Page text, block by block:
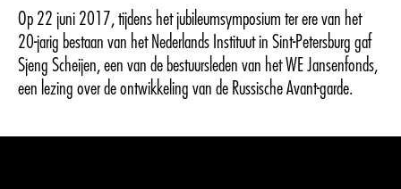
Op 22 juni 2017, tijdens het jubileumsymposium ter ere van het
20-jarig bestaan van het Nederlands Instituut in Sint-Petersburg gaf
Sjeng Scheijen, een van de bestuursleden van het WE Jansenfonds,
een lezing over de ontwikkeling van de Russische Avant-garde.